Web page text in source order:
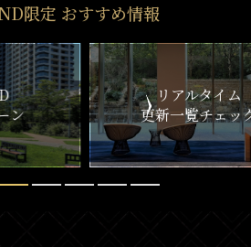
限定 おすすめ情報
リアルタイム
一覧チェック
新